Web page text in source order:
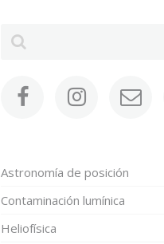
Astronomía de posición
Contaminación lumínica
Heliofísica